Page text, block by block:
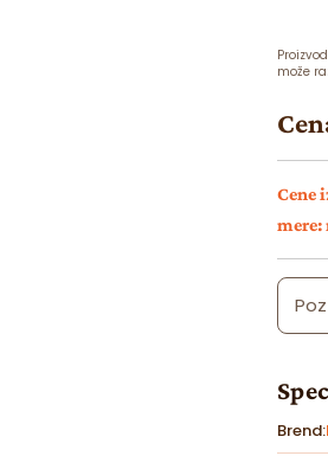
može
Cene
mere:
Brend: